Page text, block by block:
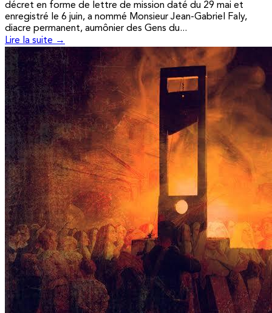
décret en forme de lettre de mission daté du 29 mai et
enregistré le 6 juin, a nommé Monsieur Jean-Gabriel Faly,
diacre permanent, aumônier des Gens du...
Lire la suite →